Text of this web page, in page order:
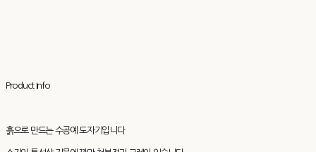
Product Info
흙으로 만드는 수공예 도자기입니다